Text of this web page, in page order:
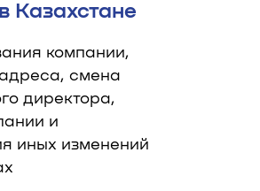
Казахстане
компании,
смена
директора,
и
иных изменений